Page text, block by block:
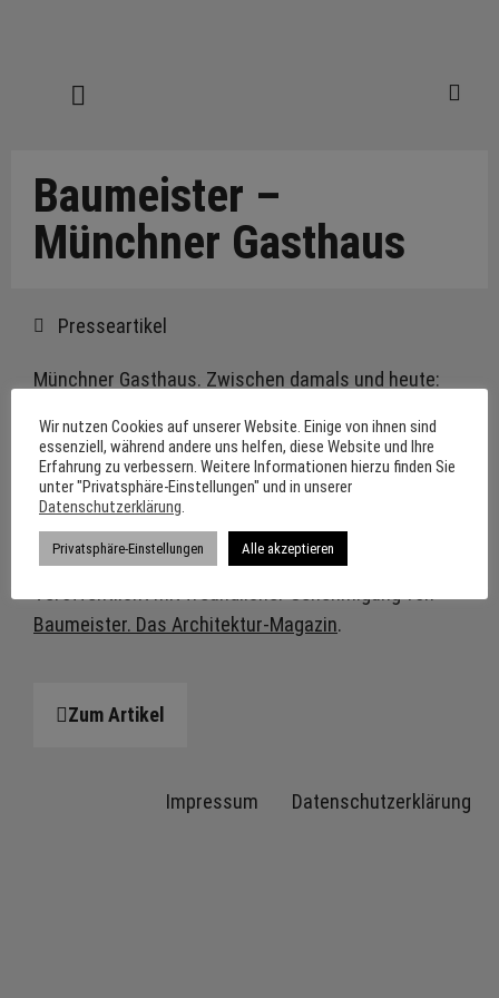
Baumeister –
Münchner Gasthaus
Presseartikel
Münchner Gasthaus. Zwischen damals und heute:
Das Architektur-Magazin. B 10, 2017, S. 64 – 73.
Baumeister. Das Architektur-Magazin.
Zum Artikel
Impressum Datenschutzerklärung
Wir nutzen Cookies auf unserer Website. Einige von ihnen sind
essenziell, während andere uns helfen, diese Website und Ihre
Erfahrung zu verbessern. Weitere Informationen hierzu finden Sie
unter "Privatsphäre-Einstellungen" und in unserer
Datenschutzerklärung
Privatsphäre-Einstellungen Alle akzeptieren